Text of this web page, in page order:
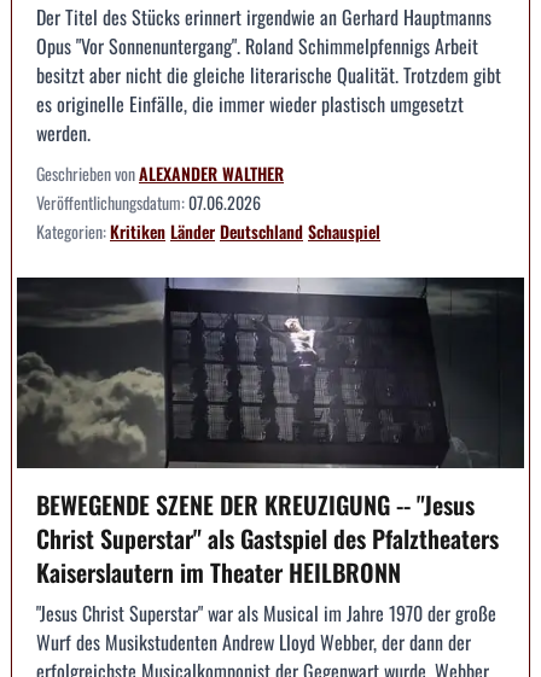
Der Titel des Stücks erinnert irgendwie an Gerhard Hauptmanns
Opus "Vor Sonnenuntergang". Roland Schimmelpfennigs Arbeit
besitzt aber nicht die gleiche literarische Qualität. Trotzdem gibt
es originelle Einfälle, die immer wieder plastisch umgesetzt
werden.
Geschrieben vonALEXANDER WALTHER
Veröffentlichungsdatum:07.06.2026
Kategorien:KritikenLänderDeutschlandSchauspiel
BEWEGENDE SZENE DER KREUZIGUNG -- "Jesus
Christ Superstar" als Gastspiel des Pfalztheaters
Kaiserslautern im Theater HEILBRONN
"Jesus Christ Superstar" war als Musical im Jahre 1970 der große
Wurf des Musikstudenten Andrew Lloyd Webber, der dann der
erfolgreichste Musicalkomponist der Gegenwart wurde. Webber